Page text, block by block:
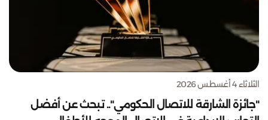
الثلاثاء 4 أغسطس 2026
"جائزة الشارقة للاتصال الحكومي".. تبحث عن أفضل